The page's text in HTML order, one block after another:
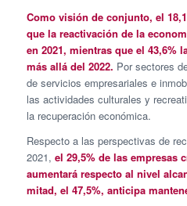
Como visión de conjunto, el
que la reactivación de la
en 2021, mientras que el 43,6%
más allá del 2022. Por sectores
de servicios empresariales e
las actividades culturales y
la recuperación económica.
Respecto a las perspectivas de
2021, el 29,5% de las empresas
aumentará respecto al nivel
mitad, el 47,5%, anticipa